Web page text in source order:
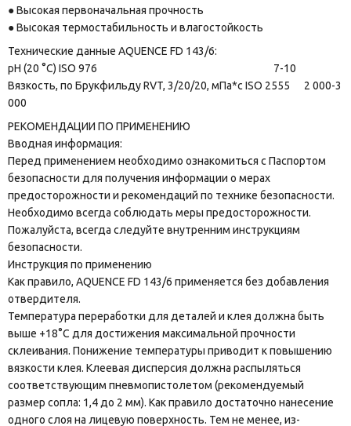
● Высокая первоначальная прочность
● Высокая термостабильность и влагостойкость
Технические данные AQUENCE FD 143/6:
pH (20 °C) ISO 976 7-10
Вязкость, по Брукфильду RVT, 3/20/20, мПа*с ISO 2555 2 000-3
000
РЕКОМЕНДАЦИИ ПО ПРИМЕНЕНИЮ
Вводная информация:
Перед применением необходимо ознакомиться с Паспортом
безопасности для получения информации о мерах
предосторожности и рекомендаций по технике безопасности.
Необходимо всегда соблюдать меры предосторожности.
Пожалуйста, всегда следуйте внутренним инструкциям
безопасности.
Инструкция по применению
Как правило, AQUENCE FD 143/6 применяется без добавления
отвердителя.
Температура переработки для деталей и клея должна быть
выше +18°C для достижения максимальной прочности
склеивания. Понижение температуры приводит к повышению
вязкости клея. Клеевая дисперсия должна распыляться
соответствующим пневмопистолетом (рекомендуемый
размер сопла: 1,4 до 2 мм). Как правило достаточно нанесение
одного слоя на лицевую поверхность. Тем не менее, из-